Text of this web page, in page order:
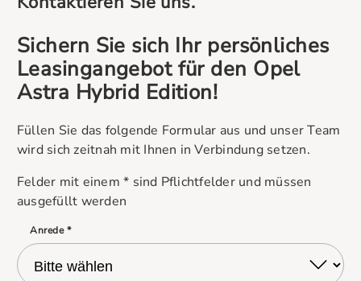
Sichern Sie sich Ihr persönliches
Leasingangebot für den Opel
Astra Hybrid Edition!
Füllen Sie das folgende Formular aus und unser Team
wird sich zeitnah mit Ihnen in Verbindung setzen.
Felder mit einem * sind Pflichtfelder und müssen
ausgefüllt werden
Anrede *